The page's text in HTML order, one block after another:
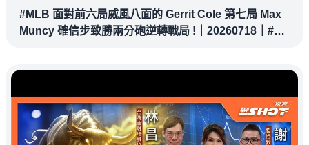
#MLB 面對前六局威風八面的 Gerrit Cole 第七局 Max
Muncy 確信步致勝兩分砲逆轉戰局 !｜20260718｜#洛